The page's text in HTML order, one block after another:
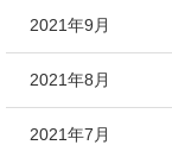
2021年9月
2021年8月
2021年7月